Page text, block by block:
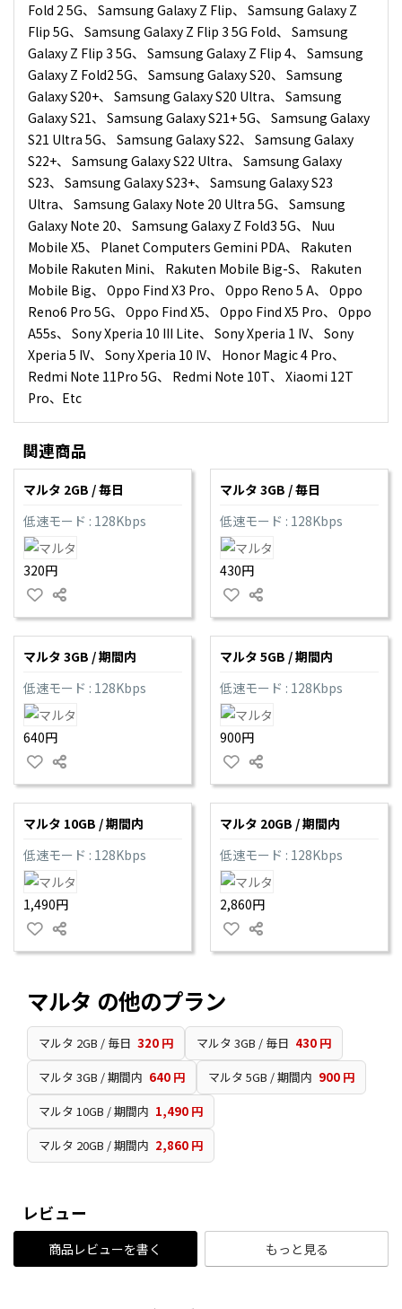
Fold 2 5G、 Samsung Galaxy Z Flip、 Samsung Galaxy Z
Flip 5G、 Samsung Galaxy Z Flip 3 5G Fold、 Samsung
Galaxy Z Flip 3 5G、 Samsung Galaxy Z Flip 4、 Samsung
Galaxy Z Fold2 5G、 Samsung Galaxy S20、 Samsung
Galaxy S20+、 Samsung Galaxy S20 Ultra、 Samsung
Galaxy S21、 Samsung Galaxy S21+ 5G、 Samsung Galaxy
S21 Ultra 5G、 Samsung Galaxy S22、 Samsung Galaxy
S22+、 Samsung Galaxy S22 Ultra、 Samsung Galaxy
S23、 Samsung Galaxy S23+、 Samsung Galaxy S23
Ultra、 Samsung Galaxy Note 20 Ultra 5G、 Samsung
Galaxy Note 20、 Samsung Galaxy Z Fold3 5G、 Nuu
Mobile X5、 Planet Computers Gemini PDA、 Rakuten
Mobile Rakuten Mini、 Rakuten Mobile Big-S、 Rakuten
Mobile Big、 Oppo Find X3 Pro、 Oppo Reno 5 A、 Oppo
Reno6 Pro 5G、 Oppo Find X5、 Oppo Find X5 Pro、 Oppo
A55s、 Sony Xperia 10 III Lite、 Sony Xperia 1 IV、 Sony
Xperia 5 IV、 Sony Xperia 10 IV、 Honor Magic 4 Pro、
Redmi Note 11Pro 5G、 Redmi Note 10T、 Xiaomi 12T
Pro、Etc
関連商品
マルタ 2GB / 毎日
低速モード : 128Kbps
320円
マルタ 3GB / 毎日
低速モード : 128Kbps
430円
マルタ 3GB / 期間内
低速モード : 128Kbps
640円
マルタ 5GB / 期間内
低速モード : 128Kbps
900円
マルタ 10GB / 期間内
低速モード : 128Kbps
1,490円
マルタ 20GB / 期間内
低速モード : 128Kbps
2,860円
マルタ の他のプラン
マルタ 2GB / 毎日 320 円 マルタ 3GB / 毎日 430 円
マルタ 3GB / 期間内 640 円 マルタ 5GB / 期間内 900 円
マルタ 10GB / 期間内 1,490 円
マルタ 20GB / 期間内 2,860 円
レビュー
商品レビューを書く もっと見る